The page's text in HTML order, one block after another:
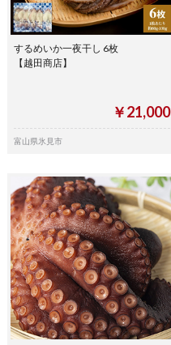
するめいか一夜干し 6枚
【越田商店】
￥21,000
富山県氷見市